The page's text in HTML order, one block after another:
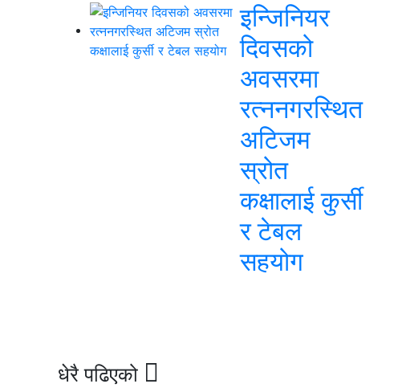
इन्जिनियर
दिवसको
अवसरमा
रत्ननगरस्थित
अटिजम
स्रोत
कक्षालाई कुर्सी
र टेबल
सहयोग
धेरै पढिएको